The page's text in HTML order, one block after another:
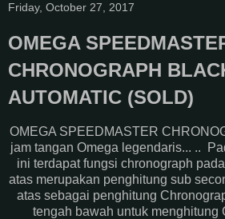
Friday, October 27, 2017
OMEGA
CHRONOGRAPH
AUTOMATIC (SOLD)
OMEGA SPEEDMASTER
jam tangan Omega legendaris... ..
ini terdapat fungsi chronograph
atas merupakan penghitung sub
atas sebagai penghitung
tengah bawah untuk menghitung